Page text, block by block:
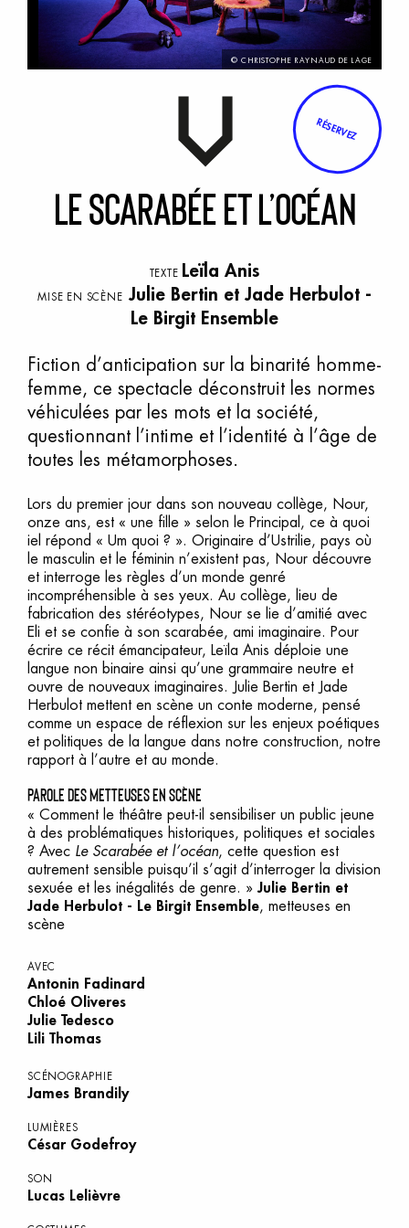
© CHRISTOPHE RAYNAUD DE LAGE
RÉSERVEZ
LeScarabéeetl’océan
TEXTE Leïla Anis
MISE EN SCÈNE
Julie Bertin et Jade Herbulot -
Le Birgit Ensemble
Fiction d’anticipation sur la binarité homme-
femme, ce spectacle déconstruit les normes
véhiculées par les mots et la société,
questionnant l’intime et l’identité à l’âge de
toutes les métamorphoses.
Lors du premier jour dans son nouveau collège, Nour,
onze ans, est « une fille » selon le Principal, ce à quoi
iel répond « Um quoi ? ». Originaire d’Ustrilie, pays où
le masculin et le féminin n’existent pas, Nour découvre
et interroge les règles d’un monde genré
incompréhensible à ses yeux. Au collège, lieu de
fabrication des stéréotypes, Nour se lie d’amitié avec
Eli et se confie à son scarabée, ami imaginaire. Pour
écrire ce récit émancipateur, Leïla Anis déploie une
langue non binaire ainsi qu’une grammaire neutre et
ouvre de nouveaux imaginaires. Julie Bertin et Jade
Herbulot mettent en scène un conte moderne, pensé
comme un espace de réflexion sur les enjeux poétiques
et politiques de la langue dans notre construction, notre
rapport à l’autre et au monde.
parole des metteuses en scène
« Comment le théâtre peut-il sensibiliser un public jeune
à des problématiques historiques, politiques et sociales
? Avec Le Scarabée et l’océan, cette question est
autrement sensible puisqu’il s’agit d’interroger la division
sexuée et les inégalités de genre. »Julie Bertin et
Jade Herbulot - Le Birgit Ensemble, metteuses en
scène
AVEC
Antonin Fadinard
Chloé Oliveres
Julie Tedesco
Lili Thomas
SCÉNOGRAPHIE
James Brandily
LUMIÈRES
César Godefroy
SON
Lucas Lelièvre